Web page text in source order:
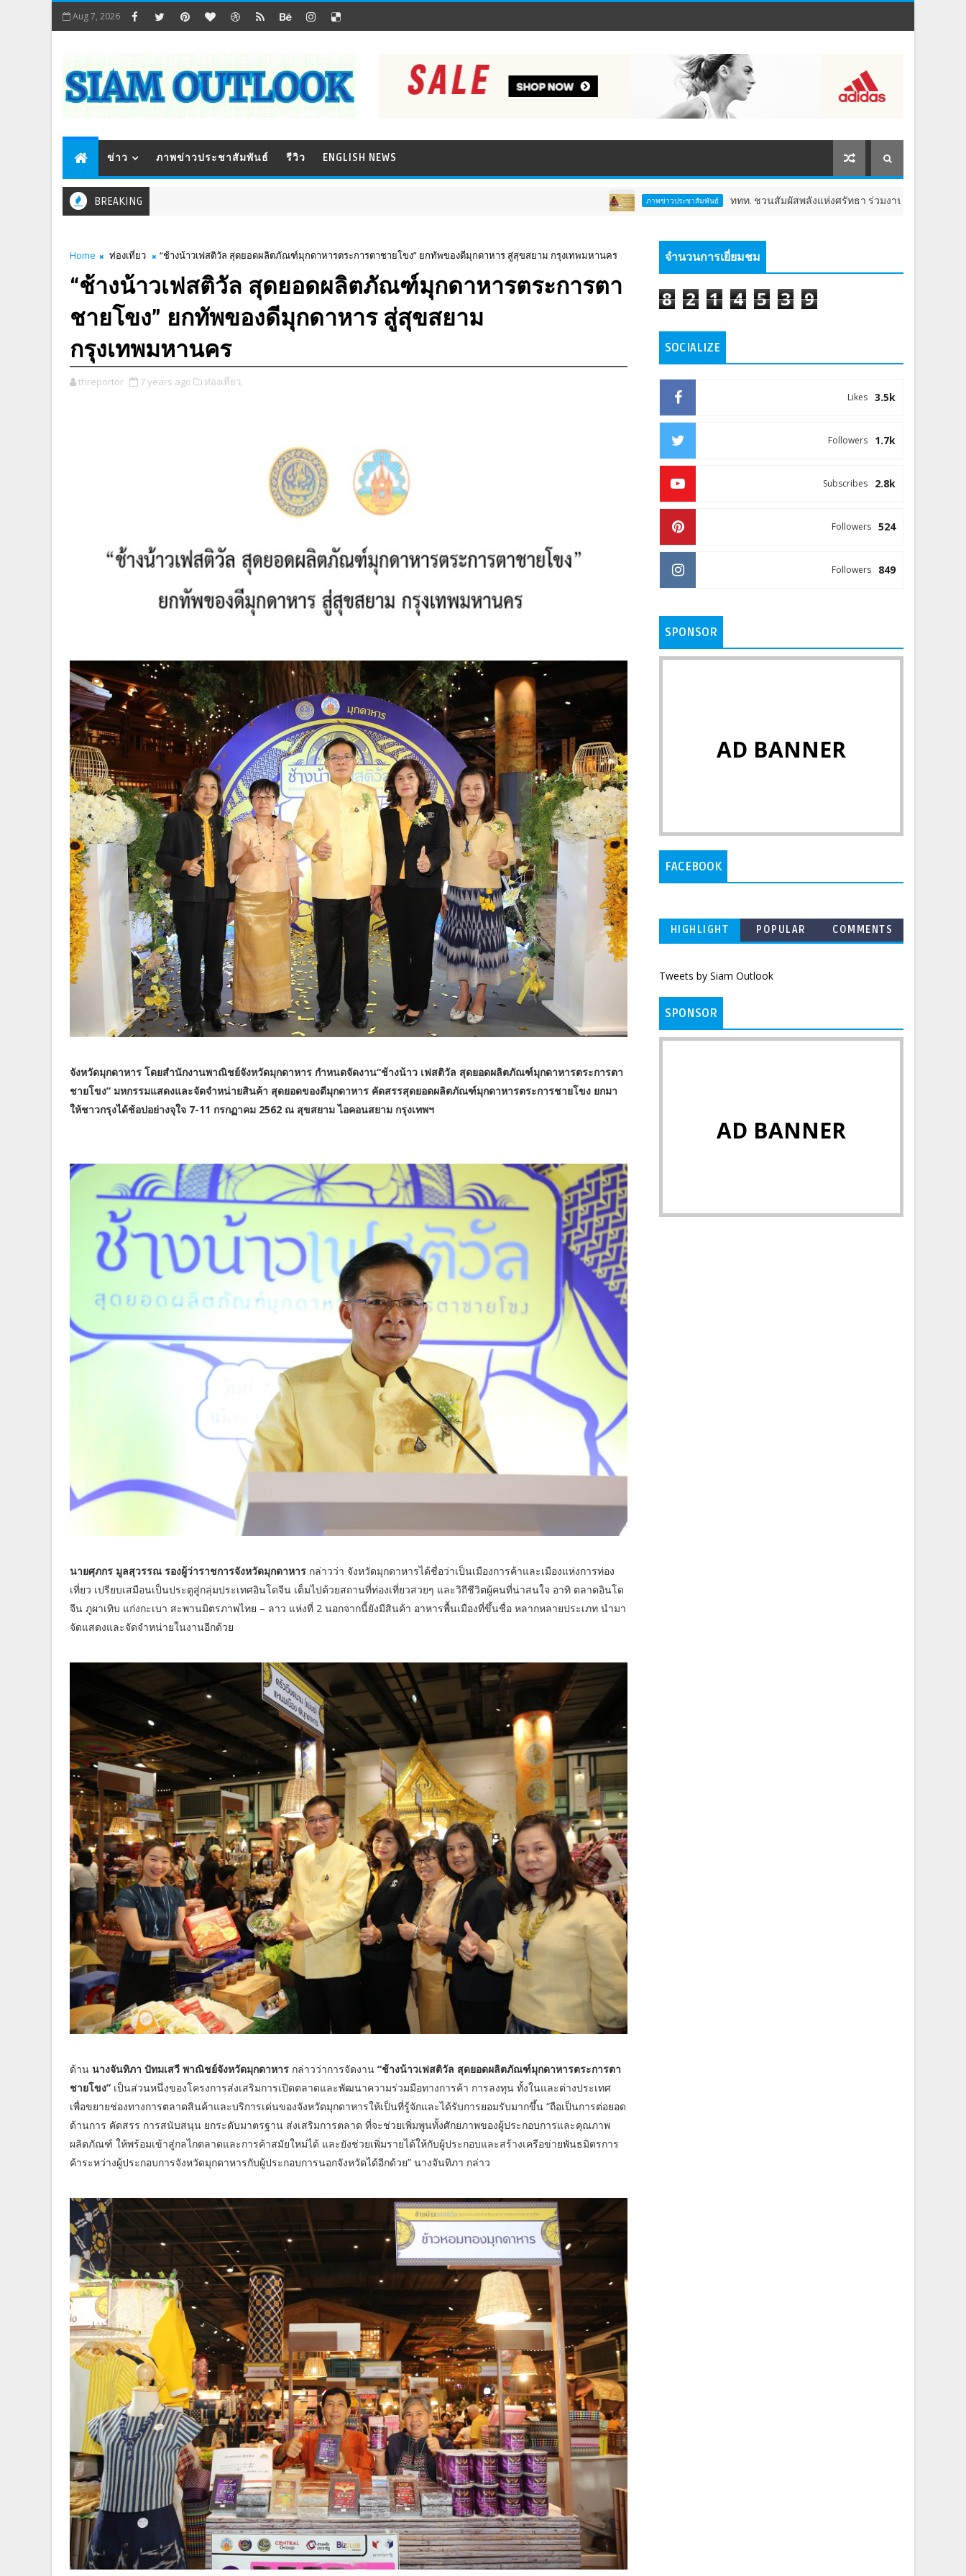
Aug 7, 2026
ข่าว ภาพข่าวประชาสัมพันธ์ รีวิว ENGLISH NEWS
BREAKING ภาพข่าวประชาสัมพันธ์ ททท. ชวนสัมผัสพลังแห่งศรัทธา ร่วมงาน "ห่มผ้าหลวงปู่ทวด ครั้งที่ 13 ปี
Home ท่องเที่ยว “ช้างน้าวเฟสติวัล สุดยอดผลิตภัณฑ์มุกดาหารตระการตาชายโขง” ยกทัพของดีมุกดาหาร สู่สุขสยาม กรุงเทพมหานคร
“ช้างน้าวเฟสติวัล สุดยอดผลิตภัณฑ์มุกดาหารตระการตา
ชายโขง” ยกทัพของดีมุกดาหาร สู่สุขสยาม
กรุงเทพมหานคร
threportor 7 years ago ท่องเที่ยว,
จังหวัดมุกดาหาร โดยสำนักงานพาณิชย์จังหวัดมุกดาหาร กำหนดจัดงาน“ช้างน้าว เฟสติวัล สุดยอดผลิตภัณฑ์มุกดาหารตระการตา
ชายโขง” มหกรรมแสดงและจัดจำหน่ายสินค้า สุดยอดของดีมุกดาหาร คัดสรรสุดยอดผลิตภัณฑ์มุกดาหารตระการชายโขง ยกมา
ให้ชาวกรุงได้ช้อปอย่างจุใจ 7-11 กรกฏาคม 2562 ณ สุขสยาม ไอคอนสยาม กรุงเทพฯ
นายศุภกร มูลสุวรรณ รองผู้ว่าราชการจังหวัดมุกดาหาร กล่าวว่า จังหวัดมุกดาหารได้ชื่อว่าเป็นเมืองการค้าและเมืองแห่งการท่อง
เที่ยว เปรียบเสมือนเป็นประตูสู่กลุ่มประเทศอินโดจีน เต็มไปด้วยสถานที่ท่องเที่ยวสวยๆ และวิถีชีวิตผู้คนที่น่าสนใจ อาทิ ตลาดอินโด
จีน ภูผาเทิบ แก่งกะเบา สะพานมิตรภาพไทย – ลาว แห่งที่ 2 นอกจากนี้ยังมีสินค้า อาหารพื้นเมืองที่ขึ้นชื่อ หลากหลายประเภท นำมา
จัดแสดงและจัดจำหน่ายในงานอีกด้วย
ด้าน นางจันทิภา ปัทมเสวี พาณิชย์จังหวัดมุกดาหาร กล่าวว่าการจัดงาน “ช้างน้าวเฟสติวัล สุดยอดผลิตภัณฑ์มุกดาหารตระการตา
ชายโขง” เป็นส่วนหนึ่งของโครงการส่งเสริมการเปิดตลาดและพัฒนาความร่วมมือทางการค้า การลงทุน ทั้งในและต่างประเทศ
เพื่อขยายช่องทางการตลาดสินค้าและบริการเด่นของจังหวัดมุกดาหารให้เป็นที่รู้จักและได้รับการยอมรับมากขึ้น “ถือเป็นการต่อยอด
ด้านการ คัดสรร การสนับสนุน ยกระดับมาตรฐาน ส่งเสริมการตลาด ที่จะช่วยเพิ่มพูนทั้งศักยภาพของผู้ประกอบการและคุณภาพ
ผลิตภัณฑ์ ให้พร้อมเข้าสู่กลไกตลาดและการค้าสมัยใหม่ได้ และยังช่วยเพิ่มรายได้ให้กับผู้ประกอบและสร้างเครือข่ายพันธมิตรการ
ค้าระหว่างผู้ประกอบการจังหวัดมุกดาหารกับผู้ประกอบการนอกจังหวัดได้อีกด้วย” นางจันทิภา กล่าว
จำนวนการเยี่ยมชม
8 2 1 4 5 3 9
SOCIALIZE
3.5k
Likes
1.7k
Followers
2.8k
Subscribes
524
Followers
849
Followers
SPONSOR
AD BANNER
FACEBOOK
HIGHLIGHT POPULAR COMMENTS
Tweets by Siam Outlook
SPONSOR
AD BANNER